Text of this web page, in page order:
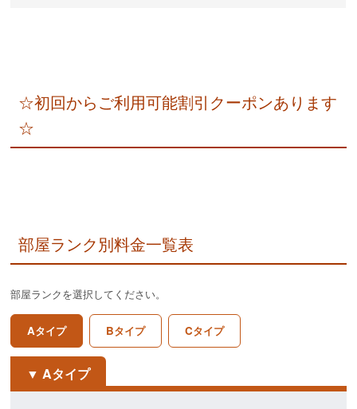
☆初回からご利用可能割引クーポンあります
☆
部屋ランク別料金一覧表
部屋ランクを選択してください。
Aタイプ Bタイプ Cタイプ
Aタイプ